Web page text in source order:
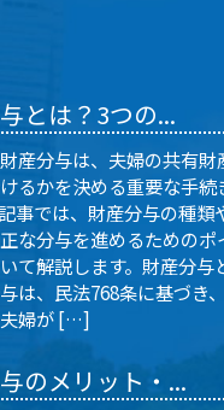
とは？3つの...
産分与は、夫婦の共有財
るかを決める重要な手続
事では、財産分与の種類
な分与を進めるためのポ
て解説します。財産分与
は、民法768条に基づき、
婦が […]
のメリット・...